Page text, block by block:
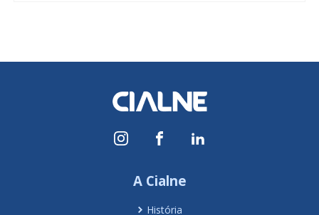
A Cialne
História